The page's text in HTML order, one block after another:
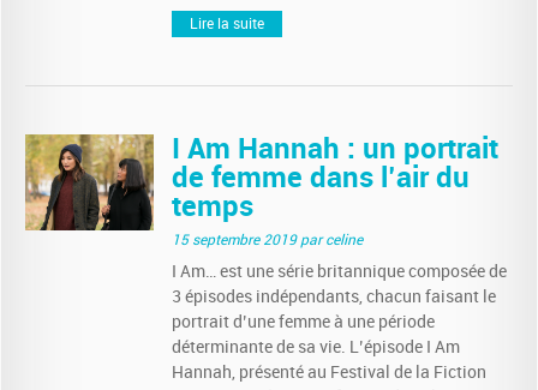
Lire la suite
I Am Hannah : un portrait
de femme dans l’air du
temps
15 septembre 2019par celine
I Am… est une série britannique composée de
3 épisodes indépendants, chacun faisant le
portrait d’une femme à une période
déterminante de sa vie. L’épisode I Am
Hannah, présenté au Festival de la Fiction